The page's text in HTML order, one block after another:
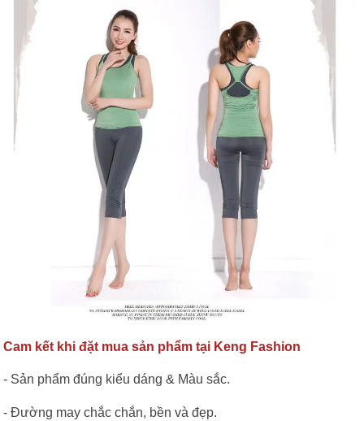
Cam kết khi đặt mua sản phẩm tại Keng Fashion
- Sản phẩm đúng kiểu dáng & Màu sắc.
- Đường may chắc chắn, bền và đẹp.